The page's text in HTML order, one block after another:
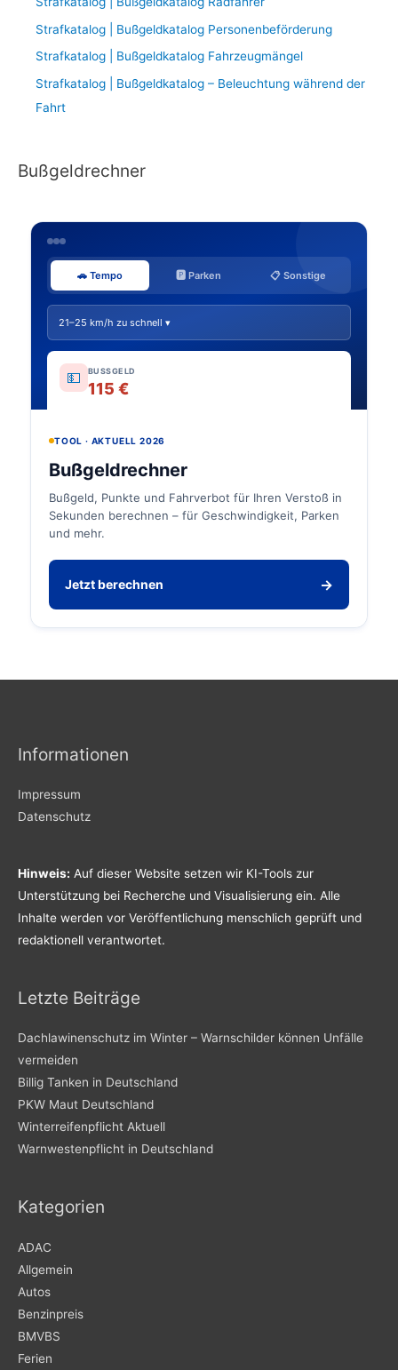
Strafkatalog | Bußgeldkatalog Personenbeförderung
Strafkatalog | Bußgeldkatalog Fahrzeugmängel
Strafkatalog | Bußgeldkatalog – Beleuchtung während der
Fahrt
Bußgeldrechner
🚗 Tempo 🅿️ Parken 📋 Sonstige
21–25 km/h zu schnell ▾
💵 BUSSGELD
115 €
TOOL · AKTUELL 2026
Bußgeldrechner
Bußgeld, Punkte und Fahrverbot für Ihren Verstoß in
Sekunden berechnen – für Geschwindigkeit, Parken
und mehr.
Jetzt berechnen →
Informationen
Impressum
Datenschutz
Hinweis: Auf dieser Website setzen wir KI-Tools zur
Unterstützung bei Recherche und Visualisierung ein. Alle
Inhalte werden vor Veröffentlichung menschlich geprüft und
redaktionell verantwortet.
Letzte Beiträge
Dachlawinenschutz im Winter – Warnschilder können Unfälle
vermeiden
Billig Tanken in Deutschland
PKW Maut Deutschland
Winterreifenpflicht Aktuell
Warnwestenpflicht in Deutschland
Kategorien
ADAC
Allgemein
Autos
Benzinpreis
BMVBS
Ferien